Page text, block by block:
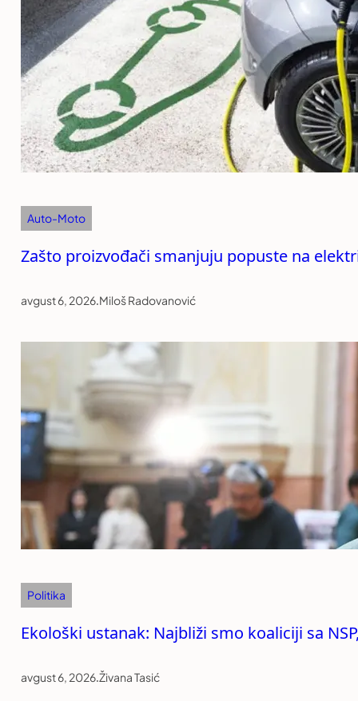
Auto-Moto
Zašto proizvođači smanjuju popuste na
avgust 6, 2026.Miloš Radovanović
Politika
Ekološki ustanak: Najbliži smo koaliciji sa
avgust 6, 2026.Živana Tasić